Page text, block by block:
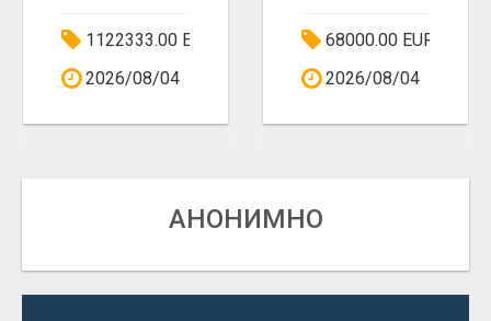
1122333.00 EUR
2026/08/04
68000.00 EUR
2026/08/04
АНОНИМНО